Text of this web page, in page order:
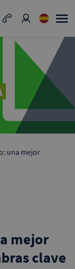
una mejor
mejor
clave